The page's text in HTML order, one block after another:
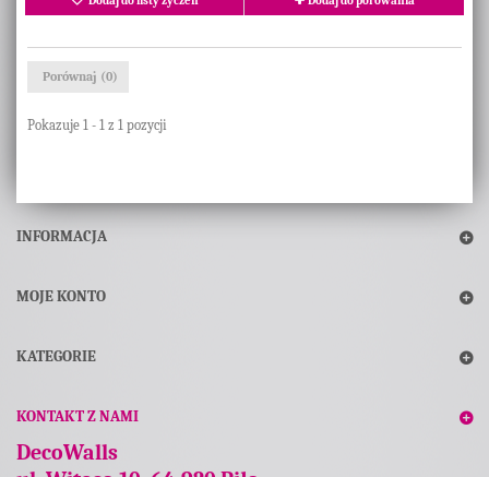
Porównaj (0)
Pokazuje 1 - 1 z 1 pozycji
INFORMACJA
MOJE KONTO
KATEGORIE
KONTAKT Z NAMI
DecoWalls